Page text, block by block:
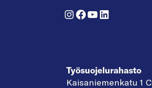
Instagram
Facebook
YouTube
LinkedIn
Työsuojelurahasto
Kaisaniemenkatu 1 C